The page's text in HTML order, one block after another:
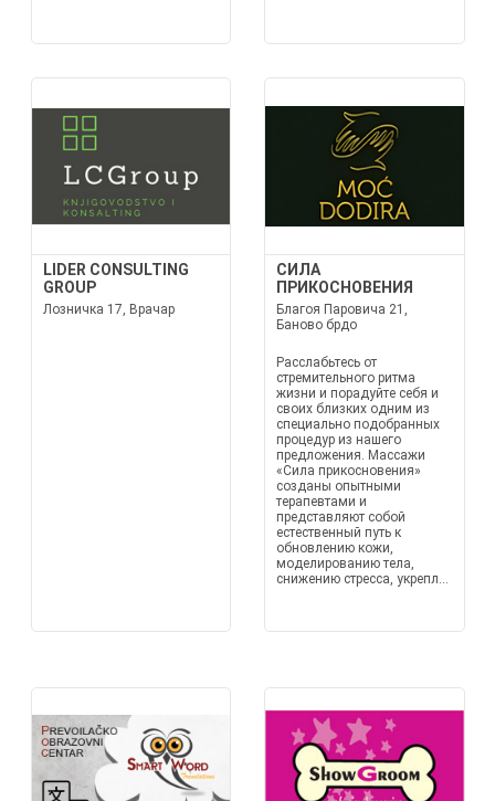
LIDER CONSULTING
GROUP
Лозничка 17, Врачар
СИЛА
ПРИКОСНОВЕНИЯ
Благоя Паровича 21,
Баново брдо
Расслабьтесь от
стремительного ритма
жизни и порадуйте себя и
своих близких одним из
специально подобранных
процедур из нашего
предложения. Массажи
«Сила прикосновения»
созданы опытными
терапевтами и
представляют собой
естественный путь к
обновлению кожи,
моделированию тела,
снижению стресса, укрепл...